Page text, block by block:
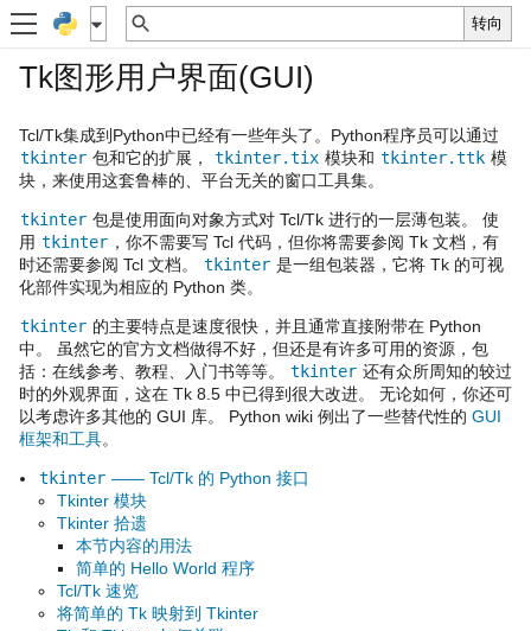
Tk图形用户界面(GUI)
Tcl/Tk集成到Python中已经有一些年头了。Python程序员可以通过
tkinter 包和它的扩展， tkinter.tix 模块和 tkinter.ttk 模
块，来使用这套鲁棒的、平台无关的窗口工具集。
tkinter 包是使用面向对象方式对 Tcl/Tk 进行的一层薄包装。 使
用 tkinter ，你不需要写 Tcl 代码，但你将需要参阅 Tk 文档，有
时还需要参阅 Tcl 文档。 tkinter 是一组包装器，它将 Tk 的可视
化部件实现为相应的 Python 类。
tkinter 的主要特点是速度很快，并且通常直接附带在 Python
中。 虽然它的官方文档做得不好，但还是有许多可用的资源，包
括：在线参考、教程、入门书等等。 tkinter 还有众所周知的较过
时的外观界面，这在 Tk 8.5 中已得到很大改进。 无论如何，你还可
以考虑许多其他的 GUI 库。 Python wiki 例出了一些替代性的 GUI
框架和工具。
tkinter —— Tcl/Tk 的 Python 接口
Tkinter 模块
Tkinter 拾遗
本节内容的用法
简单的 Hello World 程序
Tcl/Tk 速览
将简单的 Tk 映射到 Tkinter